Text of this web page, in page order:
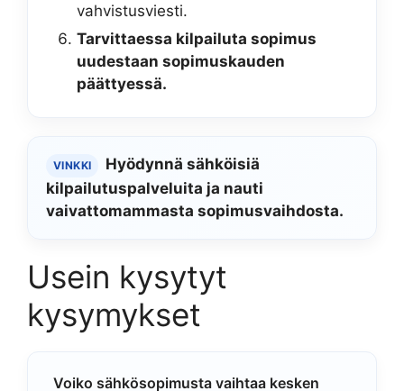
vahvistusviesti.
Tarvittaessa kilpailuta sopimus
uudestaan sopimuskauden
päättyessä.
VINKKI
Hyödynnä sähköisiä
kilpailutuspalveluita ja nauti
vaivattomammasta sopimusvaihdosta.
Usein kysytyt
kysymykset
Voiko sähkösopimusta vaihtaa kesken